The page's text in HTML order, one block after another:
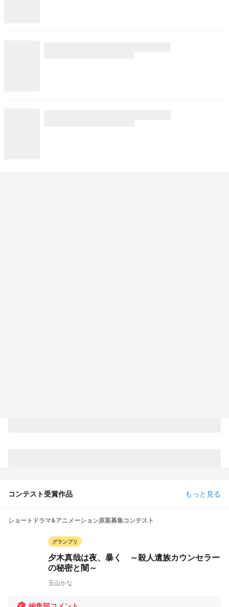
コンテスト受賞作品 もっと見る
ショートドラマ&アニメーション原案募集コンテスト
グランプリ
夕木真哉は夜、暴く ～殺人遺族カウンセラー
の秘密と闇～
玉山かな